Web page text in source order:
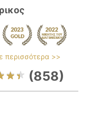
περισσότερα >>
(858)